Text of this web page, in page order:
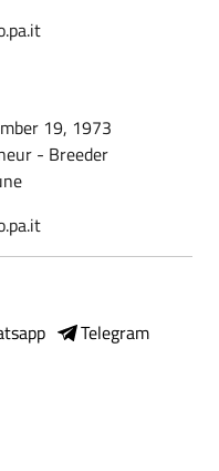
19, 1973
- Breeder
Comune
Telegram